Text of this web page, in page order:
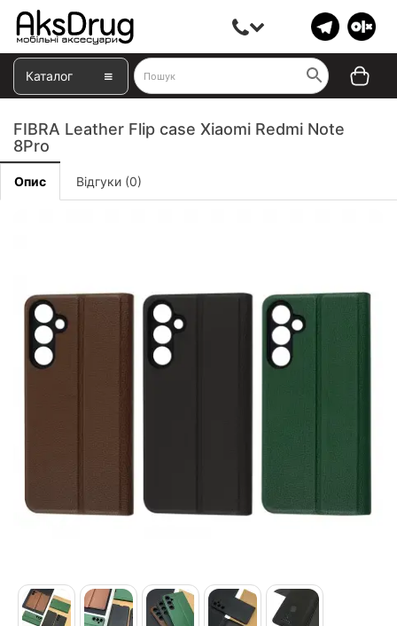
Каталог
FIBRA Leather Flip case Xiaomi Redmi Note
8Pro
Опис Відгуки (0)